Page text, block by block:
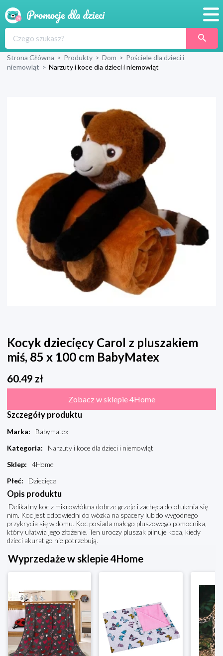
Produkty
Blog
Wyprawka
Strona Główna > Produkty > Dom > Pościele dla dzieci i
niemowląt > Narzuty i koce dla dzieci i niemowląt
Kocyk dziecięcy Carol z pluszakiem
miś, 85 x 100 cm BabyMatex
60.49 zł
Zobacz w sklepie 4Home
Szczegóły produktu
Marka:
Babymatex
Kategoria:
Narzuty i koce dla dzieci i niemowląt
Sklep:
4Home
Płeć: Dziecięce
Opis produktu
Delikatny koc z mikrowłókna dobrze grzeje i zachęca do otulenia się
nim. Koc jest odpowiedni do wózka na spacery lub do wygodnego
przykrycia się w domu. Koc posiada małego pluszowego pomocnika,
który ułatwia jego złożenie. Ten uroczy pluszak pilnuje koca, kiedy
dzieci akurat go nie potrzebują.
Wyprzedaże w sklepie 4Home